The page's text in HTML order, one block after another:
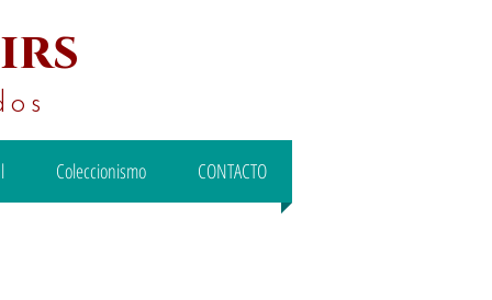
Coleccionismo CONTACTO